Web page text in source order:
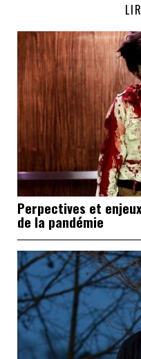
Perpectives et
de la pandémie